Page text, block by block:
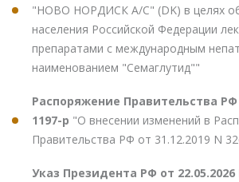
"НОВО НОРДИСК А/С" (DK) в целях
населения Российской Федерации
препаратами с международным
наименованием "Семаглутид""
Распоряжение Правительства РФ
1197-р "О внесении изменений в
Правительства РФ от 31.12.2019 N
Указ Президента РФ от 22.05.2026